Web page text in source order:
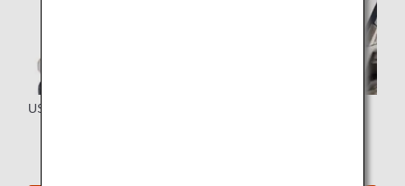
USB-Anschluss und Getränkehalter